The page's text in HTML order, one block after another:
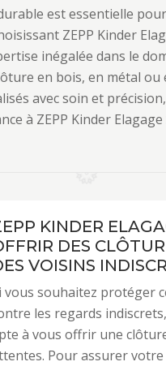
est essentielle
ZEPP Kinder
inégalée dans le
en bois, en métal
avec soin et
à ZEPP Kinder
KINDER
DES
VOISINS
vous souhaitez protéger
les regards
à vous offrir une
Pour assurer